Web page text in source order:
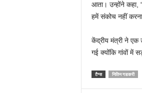
आता। उन्होंने कहा,
हमें संकोच नहीं करना
केंद्रीय मंत्री ने एक
गई क्योंकि गांवों
टैग्स नितिन गडकरी